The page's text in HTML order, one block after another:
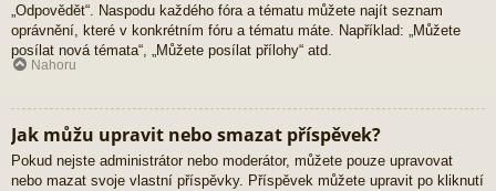
„Odpovědět“. Naspodu každého fóra a tématu můžete najít seznam
oprávnění, které v konkrétním fóru a tématu máte. Například: „Můžete
posílat nová témata“, „Můžete posílat přílohy“ atd.
Nahoru
Jak můžu upravit nebo smazat příspěvek?
Pokud nejste administrátor nebo moderátor, můžete pouze upravovat
nebo mazat svoje vlastní příspěvky. Příspěvek můžete upravit po kliknutí